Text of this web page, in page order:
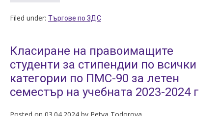
Filed under: Търгове по ЗДС
Класиране на правоимащите
студенти за стипендии по всички
категории по ПМС-90 за летен
семестър на учебната 2023-2024 г